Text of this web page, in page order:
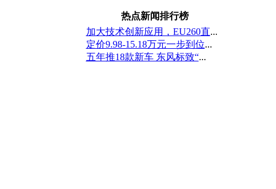
热点新闻排行榜
加大技术创新应用，EU260直...
定价9.98-15.18万元一步到位...
五年推18款新车 东风标致“...